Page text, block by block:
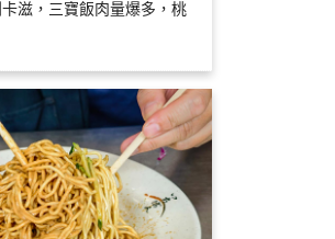
滋，三寶飯肉量爆多，桃